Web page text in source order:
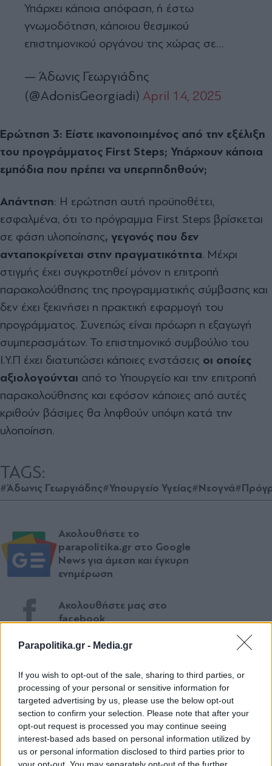
Parapolitika.gr - Media.gr
If you wish to opt-out of the sale, sharing to third parties, or
processing of your personal or sensitive information for
targeted advertising by us, please use the below opt-out
section to confirm your selection. Please note that after your
opt-out request is processed you may continue seeing
interest-based ads based on personal information utilized by
us or personal information disclosed to third parties prior to
your opt-out. You may separately opt-out of the further
Υπάρχει κάποια απόφαση, ή έστω
γνωμοδότηση, κάποιου θεσμικού
επιστημονικού οργάνου της χώρας σε…
— Άδωνις Γεωργιάδης
(@AdonisGeorgiadi) April 14, 2025
Ερώτηση 3: Είστε ικανοποιημένος από την εξέλιξη
του προγράμματος First Steps; Υπάρχουν κάποια
εμπόδια που πρέπει να υπερπηδηθούν;
Απάντηση: Η ερώτηση αυτή προϋποθέτει,
εσφαλμένα, ότι το πρόγραμμα First Steps βρίσκεται
σε φάση υλοποίησης, γεγονός που δεν
ανταποκρίνεται στην πραγματικότητα. Μέχρι
στιγμής έχει συγκροτηθεί μόνον η επιτροπή
παρακολούθησης της προγραμματικής σύμβασης και
δεν έχει ξεκινήσει η πρακτική εφαρμογή του
προγράμματος. Συνεπώς είναι πρόωρη η εξαγωγή
συμπερασμάτων. Το επιστημονικό συμβούλιο του
Ι.Υ.Π έχει διατυπώσει κάποιες ενστάσεις οι οποίες
αξιολογούνται από το Υπουργείο και την επιτροπή
παρακολούθησης και εφόσον κάποιες από αυτές
κριθούν βάσιμες θα ληφθούν υπόψη κατά την
υλοποίηση.
TAGS:
#Άδωνις Γεωργιάδης#Υπουργείο Υγείας#Νεογνά
Ακολουθήστε το
parapolitika.gr στο Google
News για άμεση και έγκυρη
ενημέρωση
Ακολουθήστε μας στο
facebook
twitter
ΣΧΕΤΙΚΗ ΕΙΔΗΣΕΟΓΡΑΦΙΑ